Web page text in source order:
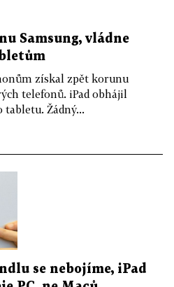
Samsung, vládne
získal zpět korunu
telefonů. iPad obhájil
Žádný...
se nebojíme, iPad